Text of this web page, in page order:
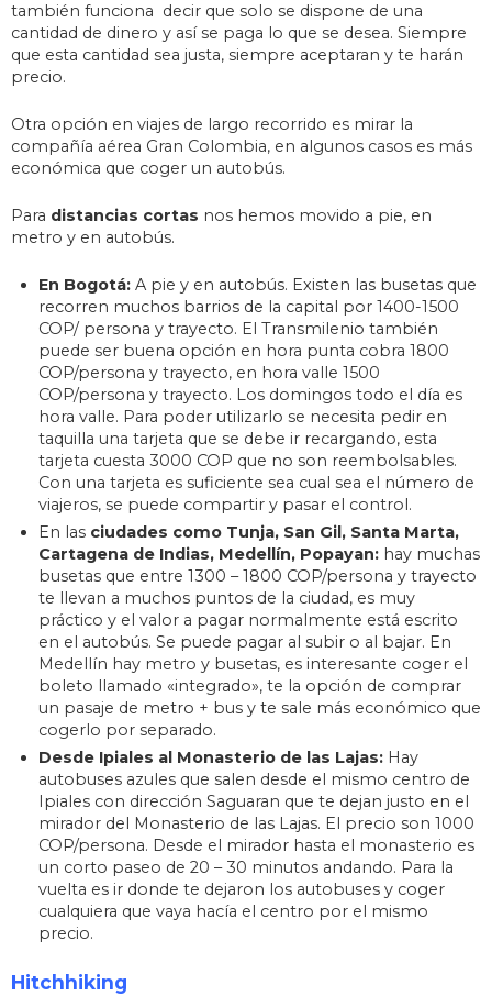
también funciona decir que solo se dispone de una
cantidad de dinero y así se paga lo que se desea. Siempre
que esta cantidad sea justa, siempre aceptaran y te harán
precio.
Otra opción en viajes de largo recorrido es mirar la
compañía aérea Gran Colombia, en algunos casos es más
económica que coger un autobús.
Para distancias cortas nos hemos movido a pie, en
metro y en autobús.
En Bogotá: A pie y en autobús. Existen las busetas que
recorren muchos barrios de la capital por 1400-1500
COP/ persona y trayecto. El Transmilenio también
puede ser buena opción en hora punta cobra 1800
COP/persona y trayecto, en hora valle 1500
COP/persona y trayecto. Los domingos todo el día es
hora valle. Para poder utilizarlo se necesita pedir en
taquilla una tarjeta que se debe ir recargando, esta
tarjeta cuesta 3000 COP que no son reembolsables.
Con una tarjeta es suficiente sea cual sea el número de
viajeros, se puede compartir y pasar el control.
En las ciudades como Tunja, San Gil, Santa Marta,
Cartagena de Indias, Medellín, Popayan: hay muchas
busetas que entre 1300 – 1800 COP/persona y trayecto
te llevan a muchos puntos de la ciudad, es muy
práctico y el valor a pagar normalmente está escrito
en el autobús. Se puede pagar al subir o al bajar. En
Medellín hay metro y busetas, es interesante coger el
boleto llamado «integrado», te la opción de comprar
un pasaje de metro + bus y te sale más económico que
cogerlo por separado.
Desde Ipiales al Monasterio de las Lajas: Hay
autobuses azules que salen desde el mismo centro de
Ipiales con dirección Saguaran que te dejan justo en el
mirador del Monasterio de las Lajas. El precio son 1000
COP/persona. Desde el mirador hasta el monasterio es
un corto paseo de 20 – 30 minutos andando. Para la
vuelta es ir donde te dejaron los autobuses y coger
cualquiera que vaya hacía el centro por el mismo
precio.
Hitchhiking